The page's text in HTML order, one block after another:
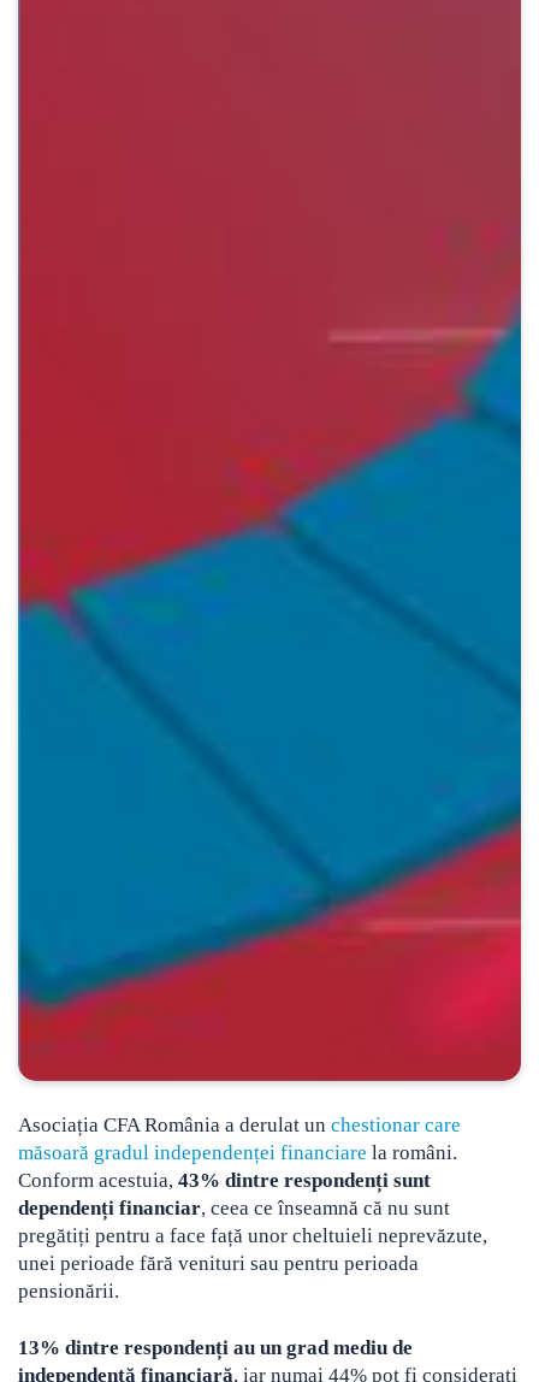
Asociația CFA România a derulat un chestionar care
măsoară gradul independenței financiare la români.
Conform acestuia, 43% dintre respondenți sunt
dependenți financiar, ceea ce înseamnă că nu sunt
pregătiți pentru a face față unor cheltuieli neprevăzute,
unei perioade fără venituri sau pentru perioada
pensionării.
13% dintre respondenți au un grad mediu de
independență financiară, iar numai 44% pot fi considerați